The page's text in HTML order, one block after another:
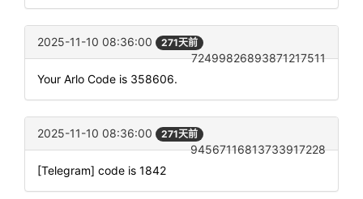
2025-11-10 08:36:00 271天前
72499826893871217511
Your Arlo Code is 358606.
2025-11-10 08:36:00 271天前
94567116813733917228
[Telegram] code is 1842